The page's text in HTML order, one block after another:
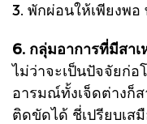
3. พักผ่อนให้เพียงพ
6. กลุ่มอาการที่มีสาเ
ไม่ว่าจะเป็นปัจจัยก่
อารมณ์ทั้งเจ็ดต่างก็
ติดขัดได้ ชี่เปรียบเส